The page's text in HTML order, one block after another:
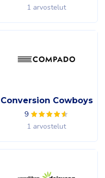
1 arvostelut
Conversion Cowboys
9
1 arvostelut